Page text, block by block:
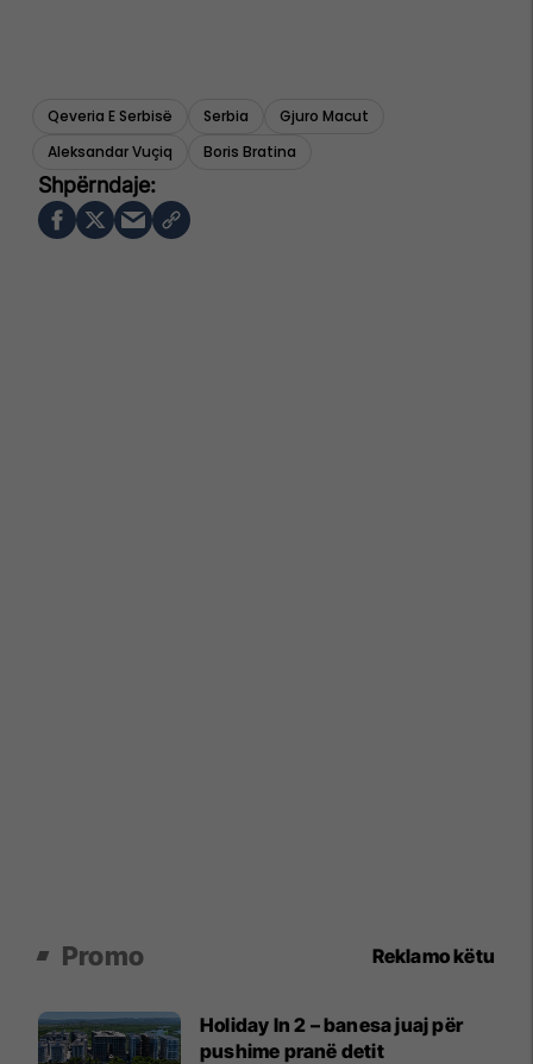
Qeveria E Serbisë Serbia
Gjuro Macut
Aleksandar Vuçiq
Boris Bratina
Promo Reklamo këtu
Holiday In 2 – banesa juaj për
pushime pranë detit